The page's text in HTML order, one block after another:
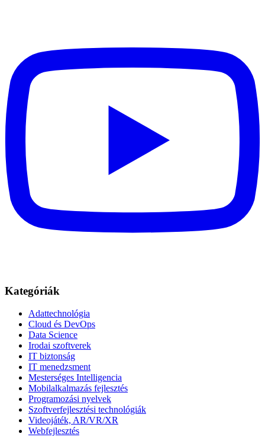
Kategóriák
Adattechnológia
Cloud és DevOps
Data Science
Irodai szoftverek
IT biztonság
IT menedzsment
Mesterséges Intelligencia
Mobilalkalmazás fejlesztés
Programozási nyelvek
Szoftverfejlesztési technológiák
Videojáték, AR/VR/XR
Webfejlesztés